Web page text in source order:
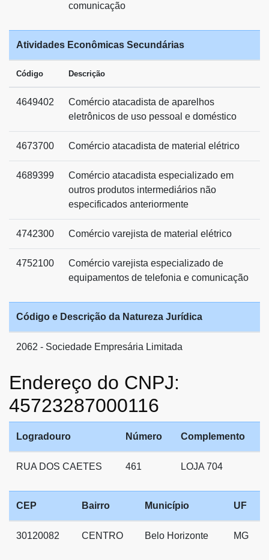
comunicação
Atividades Econômicas Secundárias
Código Descrição
4649402
Comércio atacadista de aparelhos
eletrônicos de uso pessoal e doméstico
4673700 Comércio atacadista de material elétrico
4689399
Comércio atacadista especializado em
outros produtos intermediários não
especificados anteriormente
4742300 Comércio varejista de material elétrico
4752100
Comércio varejista especializado de
equipamentos de telefonia e comunicação
Código e Descrição da Natureza Jurídica
2062 - Sociedade Empresária Limitada
Endereço do CNPJ:
45723287000116
Logradouro Número Complemento
RUA DOS CAETES 461 LOJA 704
CEP Bairro Município UF
30120082 CENTRO Belo Horizonte MG